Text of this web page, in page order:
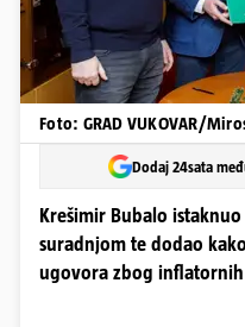
Foto: GRAD VUKOVAR/
Dodaj 24sata
Krešimir Bubalo
suradnjom te dodao
ugovora zbog